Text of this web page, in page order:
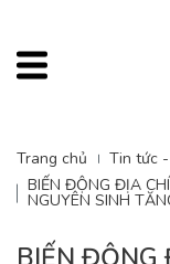
Trang chủ
Tin tức
BIẾN ĐỘNG ĐỊA
NGUYÊN SINH